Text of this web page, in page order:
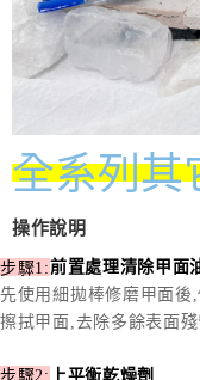
全系列其
操作說明
步驟1:前置處理清除甲面
先使用細拋棒修磨甲面後,
擦拭甲面,去除多餘表面
步驟2:上平衡乾燥劑